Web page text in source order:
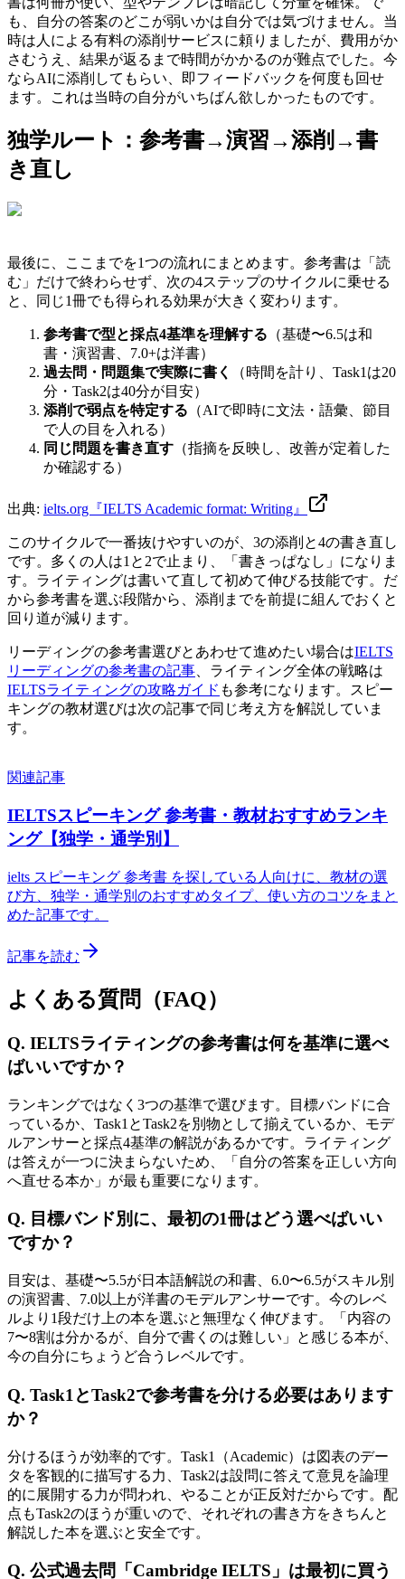
も、自分の答案のどこが弱いかは自分では気づけません。当
時は人による有料の添削サービスに頼りましたが、費用がか
さむうえ、結果が返るまで時間がかかるのが難点でした。今
ならAIに添削してもらい、即フィードバックを何度も回せ
ます。これは当時の自分がいちばん欲しかったものです。
独学ルート：参考書→演習→添削→書
き直し
最後に、ここまでを1つの流れにまとめます。参考書は「読
む」だけで終わらせず、次の4ステップのサイクルに乗せる
と、同じ1冊でも得られる効果が大きく変わります。
参考書で型と採点4基準を理解する （基礎〜6.5は和
書・演習書、7.0+は洋書）
過去問・問題集で実際に書く
（時間を計り、Task1は20
分・Task2は40分が目安）
添削で弱点を特定する （AIで即時に文法・語彙、節目
で人の目を入れる）
同じ問題を書き直す （指摘を反映し、改善が定着した
か確認する）
出典: ielts.org『IELTS Academic format: Writing』
このサイクルで一番抜けやすいのが、3の添削と4の書き直し
です。多くの人は1と2で止まり、「書きっぱなし」になりま
す。ライティングは書いて直して初めて伸びる技能です。だ
から参考書を選ぶ段階から、添削までを前提に組んでおくと
回り道が減ります。
リーディングの参考書選びとあわせて進めたい場合はIELTS
リーディングの参考書の記事 、ライティング全体の戦略は
IELTSライティングの攻略ガイド も参考になります。スピー
キングの教材選びは次の記事で同じ考え方を解説していま
す。
関連記事
IELTSスピーキング 参考書・教材おすすめランキ
ング【独学・通学別】
ielts スピーキング 参考書 を探している人向けに、教材の選
び方、独学・通学別のおすすめタイプ、使い方のコツをまと
めた記事です。
記事を読む
よくある質問（FAQ）
Q. IELTSライティングの参考書は何を基準に選べ
ばいいですか？
ランキングではなく3つの基準で選びます。目標バンドに合
っているか、Task1とTask2を別物として揃えているか、モデ
ルアンサーと採点4基準の解説があるかです。ライティング
は答えが一つに決まらないため、「自分の答案を正しい方向
へ直せる本か」が最も重要になります。
Q. 目標バンド別に、最初の1冊はどう選べばいい
ですか？
目安は、基礎〜5.5が日本語解説の和書、6.0〜6.5がスキル別
の演習書、7.0以上が洋書のモデルアンサーです。今のレベ
ルより1段だけ上の本を選ぶと無理なく伸びます。「内容の
7〜8割は分かるが、自分で書くのは難しい」と感じる本が、
今の自分にちょうど合うレベルです。
Q. Task1とTask2で参考書を分ける必要はあります
か？
分けるほうが効率的です。Task1（Academic）は図表のデー
タを客観的に描写する力、Task2は設問に答えて意見を論理
的に展開する力が問われ、やることが正反対だからです。配
点もTask2のほうが重いので、それぞれの書き方をきちんと
解説した本を選ぶと安全です。
Q. 公式過去問「Cambridge IELTS」は最初に買う